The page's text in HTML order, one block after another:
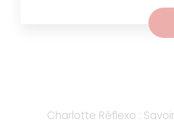
Charlotte Réflexo :